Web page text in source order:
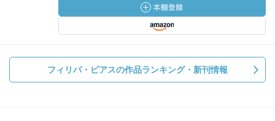
フィリパ・ピアスの作品ランキング・新刊情報